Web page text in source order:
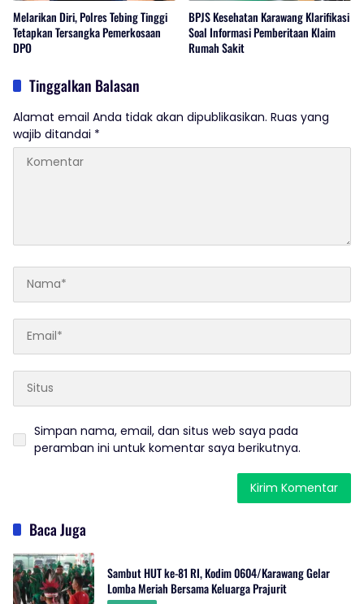
Melarikan Diri, Polres Tebing Tinggi
Tetapkan Tersangka Pemerkosaan
DPO
BPJS Kesehatan Karawang Klarifikasi
Soal Informasi Pemberitaan Klaim
Rumah Sakit
Tinggalkan Balasan
Alamat email Anda tidak akan dipublikasikan. Ruas yang
wajib ditandai *
Simpan nama, email, dan situs web saya pada
peramban ini untuk komentar saya berikutnya.
Baca Juga
Sambut HUT ke-81 RI, Kodim 0604/Karawang Gelar
Lomba Meriah Bersama Keluarga Prajurit